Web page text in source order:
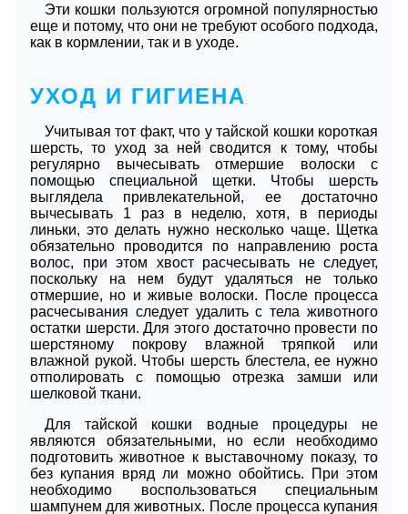
Эти кошки пользуются огромной популярностью
еще и потому, что они не требуют особого подхода,
как в кормлении, так и в уходе.
УХОД И ГИГИЕНА
Учитывая тот факт, что у тайской кошки короткая
шерсть, то уход за ней сводится к тому, чтобы
регулярно вычесывать отмершие волоски с
помощью специальной щетки. Чтобы шерсть
выглядела привлекательной, ее достаточно
вычесывать 1 раз в неделю, хотя, в периоды
линьки, это делать нужно несколько чаще. Щетка
обязательно проводится по направлению роста
волос, при этом хвост расчесывать не следует,
поскольку на нем будут удаляться не только
отмершие, но и живые волоски. После процесса
расчесывания следует удалить с тела животного
остатки шерсти. Для этого достаточно провести по
шерстяному покрову влажной тряпкой или
влажной рукой. Чтобы шерсть блестела, ее нужно
отполировать с помощью отрезка замши или
шелковой ткани.
Для тайской кошки водные процедуры не
являются обязательными, но если необходимо
подготовить животное к выставочному показу, то
без купания вряд ли можно обойтись. При этом
необходимо воспользоваться специальным
шампунем для животных. После процесса купания